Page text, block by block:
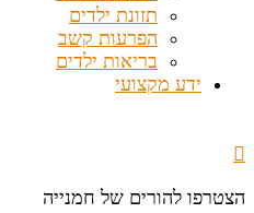
תזונת ילדים
הפרעות קשב
בריאות ילדים
ידע מקצועי
הצטרפו להורים של חמנייה